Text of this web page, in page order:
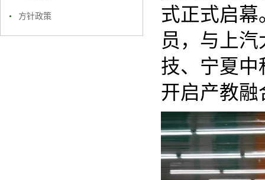
方针政策
式正式启
员，与上
技、宁夏
开启产教